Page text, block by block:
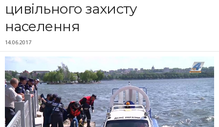
цивільного захисту
населення
14.06.2017